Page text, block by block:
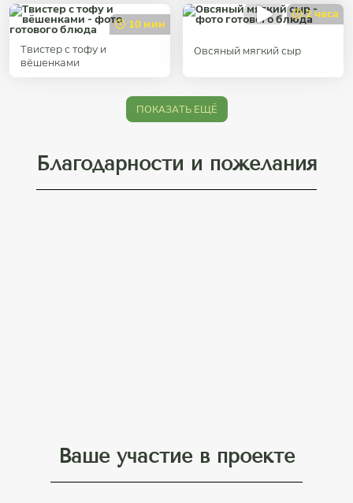
10 мин
Твистер с тофу и
вёшенками
2 часа
Овсяный мягкий сыр
ПОКАЗАТЬ ЕЩЁ
Благодарности и пожелания
Ваше участие в проекте